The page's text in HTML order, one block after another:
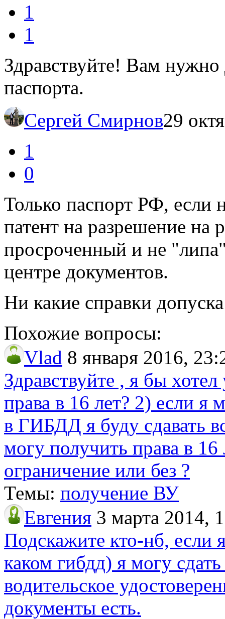
1
1
Здравствуйте! Вам
паспорта.
Сергей Смирнов29
1
0
Только паспорт РФ, если
патент на разрешение на
просроченный и не
центре документов.
Ни какие справки
Похожие вопросы:
Vlad 8 января 2016,
Здравствуйте , я бы
права в 16 лет? 2) если я
в ГИБДД я буду сдавать
могу получить права в 16
ограничение или без ?
Темы: получение ВУ
Евгения 3 марта 2014,
Подскажите кто-нб, если
каком гибдд) я могу
водительское
документы есть.